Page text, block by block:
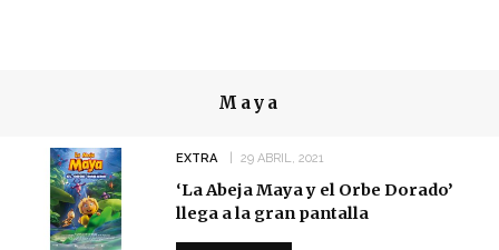
Maya
EXTRA 29 ABRIL, 2021
‘La Abeja Maya y el Orbe Dorado’
llega a la gran pantalla